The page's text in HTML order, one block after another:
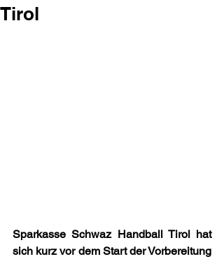
Tirol
Sparkasse Schwaz Handball Tirol hat
sich kurz vor dem Start der Vorbereitung